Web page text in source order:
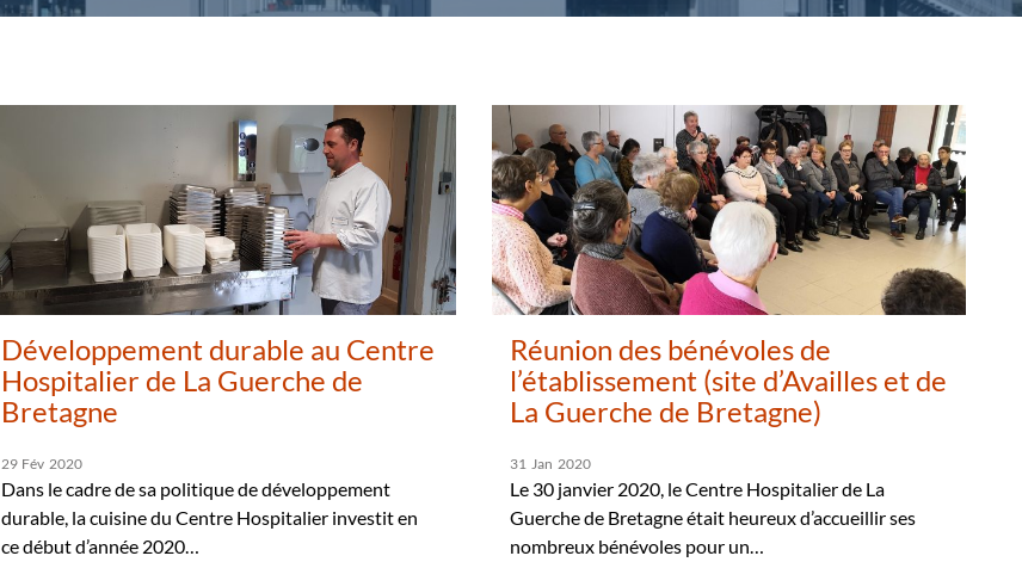
Développement durable au Centre
Hospitalier de La Guerche de
Bretagne
29 Fév 2020
Dans le cadre de sa politique de développement
durable, la cuisine du Centre Hospitalier investit en
ce début d’année 2020…
Réunion des bénévoles de
l’établissement (site d’Availles et de
La Guerche de Bretagne)
31 Jan 2020
Le 30 janvier 2020, le Centre Hospitalier de La
Guerche de Bretagne était heureux d’accueillir ses
nombreux bénévoles pour un…